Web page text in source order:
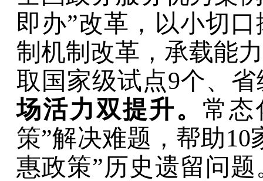
即办”改革，以小切
制机制改革，承载能
取国家级试点9个、
场活力双提升。 常态
策”解决难题 ， 帮助10
惠政策”历史遗留问题